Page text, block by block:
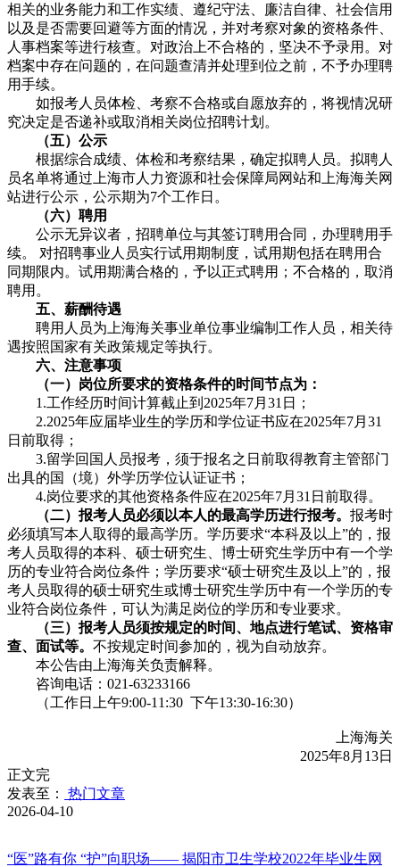
相关的业务能力和工作实绩、遵纪守法、廉洁自律、社会信用
以及是否需要回避等方面的情况，并对考察对象的资格条件、
人事档案等进行核查。对政治上不合格的，坚决不予录用。对
档案中存在问题的，在问题查清并处理到位之前，不予办理聘
用手续。
如报考人员体检、考察不合格或自愿放弃的，将视情况研
究决定是否递补或取消相关岗位招聘计划。
（五）公示
根据综合成绩、体检和考察结果，确定拟聘人员。拟聘人
员名单将通过上海市人力资源和社会保障局网站和上海海关网
站进行公示，公示期为7个工作日。
（六）聘用
公示无异议者，招聘单位与其签订聘用合同，办理聘用手
续。 对招聘事业人员实行试用期制度，试用期包括在聘用合
同期限内。试用期满合格的，予以正式聘用；不合格的，取消
聘用。
五、薪酬待遇
聘用人员为上海海关事业单位事业编制工作人员，相关待
遇按照国家有关政策规定等执行。
六、注意事项
（一）岗位所要求的资格条件的时间节点为：
1.工作经历时间计算截止到2025年7月31日；
2.2025年应届毕业生的学历和学位证书应在2025年7月31
日前取得；
3.留学回国人员报考，须于报名之日前取得教育主管部门
出具的国（境）外学历学位认证证书；
4.岗位要求的其他资格条件应在2025年7月31日前取得。
（二）报考人员必须以本人的最高学历进行报考。 报考时
必须填写本人取得的最高学历。学历要求“本科及以上”的，报
考人员取得的本科、硕士研究生、博士研究生学历中有一个学
历的专业符合岗位条件；学历要求“硕士研究生及以上”的，报
考人员取得的硕士研究生或博士研究生学历中有一个学历的专
业符合岗位条件，可认为满足岗位的学历和专业要求。
（三）报考人员须按规定的时间、地点进行笔试、资格审
查、面试等。 不按规定时间参加的，视为自动放弃。
本公告由上海海关负责解释。
咨询电话：021-63233166
（工作日上午9:00-11:30 下午13:30-16:30）
上海海关
2025年8月13日
正文完
发表至：
热门文章
2026-04-10
“医”路有你 “护”向职场―― 揭阳市卫生学校2022年毕业生网